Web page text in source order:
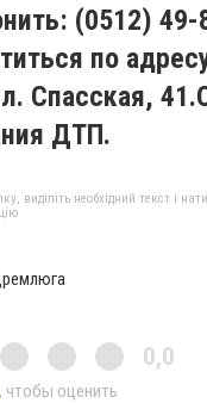
(0512)
по
Спасская,
ДТП.
виділіть необхідний текст і
0,0
, чтобы оценить